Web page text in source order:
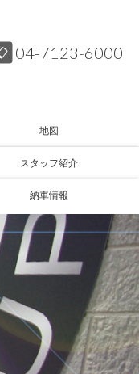
04-7123-6000
地図
スタッフ紹介
納車情報